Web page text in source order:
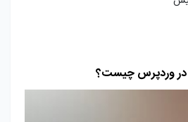
در وردپرس چیست؟